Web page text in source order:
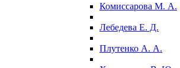
Комиссарова М. А.
Лебедева Е. Д.
Плутенко А. А.